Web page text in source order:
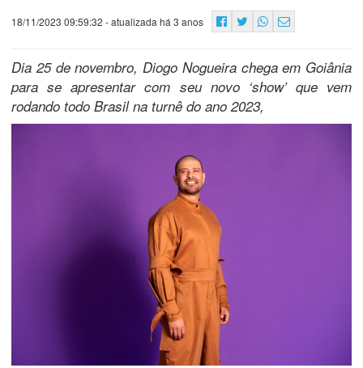
18/11/2023 09:59:32 - atualizada há 3 anos
Dia 25 de novembro, Diogo Nogueira chega em Goiânia
para se apresentar com seu novo ‘show’ que vem
rodando todo Brasil na turnê do ano 2023,